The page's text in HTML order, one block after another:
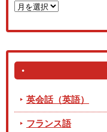
英会話（英語）
フランス語